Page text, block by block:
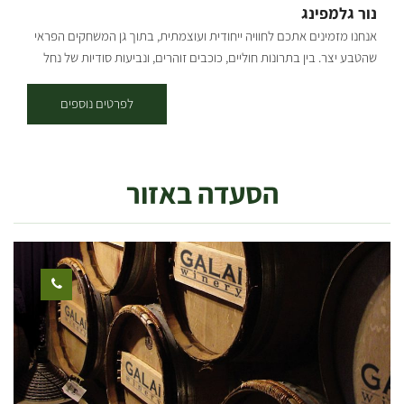
נור גלמפינג
אנחנו מזמינים אתכם לחוויה ייחודית ועוצמתית, בתוך גן המשחקים הפראי
שהטבע יצר. בין בתרונות חוליים, כוכבים זוהרים, ונביעות סודיות של נחל
ובתולי, במישורי הנגב המערבי. בואו להיות אורחי המדבר. הלינה במתחם
האוהלים שלנו עוצבו בהשראת משלחות מגלי ארצות, שיצאו למקומות
שתוכלו לבחור לקראת ההרפתקה שלכם.
לפרטים נוספים
הסעדה באזור